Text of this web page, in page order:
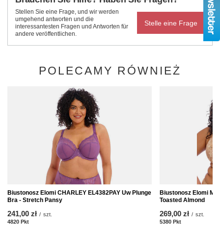
Stellen Sie eine Frage, und wir werden
umgehend antworten und die
interessantesten Fragen und Antworten für
andere veröffentlichen.
Stelle eine Frage
POLECAMY RÓWNIEŻ
Biustonosz Elomi CHARLEY EL4382PAY Uw Plunge
Bra - Stretch Pansy
241,00 zł / szt.
4820 Pkt
Biustonosz Elomi
Toasted Almond
269,00 zł / szt.
5380 Pkt